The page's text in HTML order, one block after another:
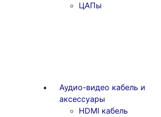
ЦАПы
Аудио-видео кабель и
аксессуары
HDMI кабель